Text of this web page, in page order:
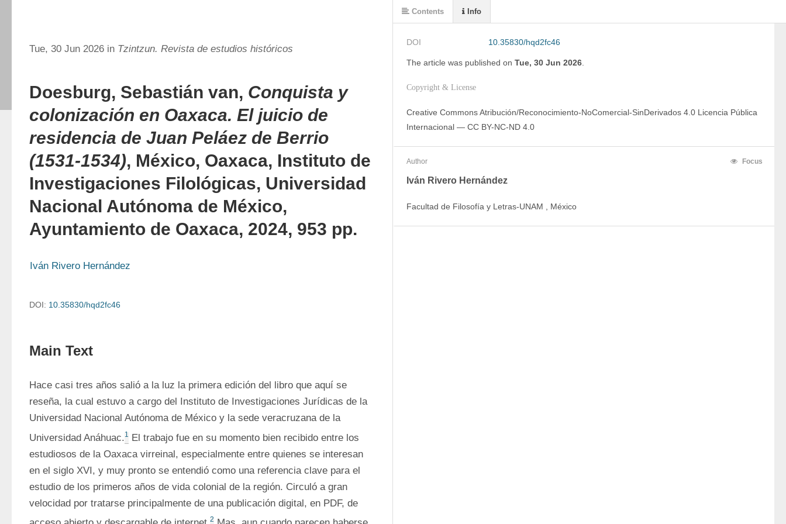
Tue, 30 Jun 2026 in Tzintzun. Revista de estudios históricos
Doesburg, Sebastián van, Conquista y
colonización en Oaxaca. El juicio de
residencia de Juan Peláez de Berrio
(1531-1534), México, Oaxaca, Instituto de
Investigaciones Filológicas, Universidad
Nacional Autónoma de México,
Ayuntamiento de Oaxaca, 2024, 953 pp.
Iván Rivero Hernández
DOI: 10.35830/hqd2fc46
Main Text
Hace casi tres años salió a la luz la primera edición del libro que aquí se
reseña, la cual estuvo a cargo del Instituto de Investigaciones Jurídicas de la
Universidad Nacional Autónoma de México y la sede veracruzana de la
Universidad Anáhuac.1 El trabajo fue en su momento bien recibido entre los
estudiosos de la Oaxaca virreinal, especialmente entre quienes se interesan
en el siglo XVI, y muy pronto se entendió como una referencia clave para el
estudio de los primeros años de vida colonial de la región. Circuló a gran
velocidad por tratarse principalmente de una publicación digital, en PDF, de
2
DOI 10.35830/hqd2fc46
The article was published on Tue, 30 Jun 2026
Copyright & License
Creative Commons Atribución/Reconocimiento-NoComercial-SinDerivados 4.0 Licencia Pública
Internacional — CC BY-NC-ND 4.0
Author Focus
Iván Rivero Hernández
Facultad de Filosofía y Letras-UNAM , México
Contents Info